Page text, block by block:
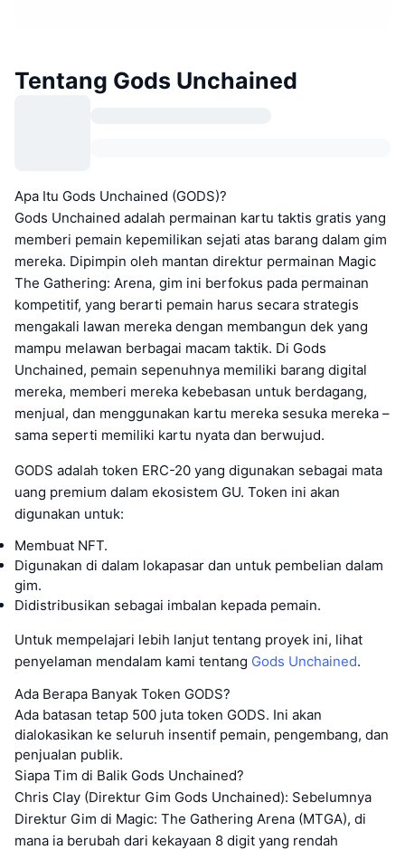
Tentang Gods Unchained
Apa Itu Gods Unchained (GODS)?
Gods Unchained adalah permainan kartu taktis gratis yang
memberi pemain kepemilikan sejati atas barang dalam gim
mereka. Dipimpin oleh mantan direktur permainan Magic
The Gathering: Arena, gim ini berfokus pada permainan
kompetitif, yang berarti pemain harus secara strategis
mengakali lawan mereka dengan membangun dek yang
mampu melawan berbagai macam taktik. Di Gods
Unchained, pemain sepenuhnya memiliki barang digital
mereka, memberi mereka kebebasan untuk berdagang,
menjual, dan menggunakan kartu mereka sesuka mereka –
sama seperti memiliki kartu nyata dan berwujud.
GODS adalah token ERC-20 yang digunakan sebagai mata
uang premium dalam ekosistem GU. Token ini akan
digunakan untuk:
Membuat NFT.
Digunakan di dalam lokapasar dan untuk pembelian dalam
gim.
Didistribusikan sebagai imbalan kepada pemain.
Untuk mempelajari lebih lanjut tentang proyek ini, lihat
penyelaman mendalam kami tentang Gods Unchained.
Ada Berapa Banyak Token GODS?
Ada batasan tetap 500 juta token GODS. Ini akan
dialokasikan ke seluruh insentif pemain, pengembang, dan
penjualan publik.
Siapa Tim di Balik Gods Unchained?
Chris Clay (Direktur Gim Gods Unchained): Sebelumnya
Direktur Gim di Magic: The Gathering Arena (MTGA), di
mana ia berubah dari kekayaan 8 digit yang rendah